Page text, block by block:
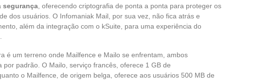
segurança , oferecendo criptografia de ponta a ponta para proteger os
dos usuários. O Infomaniak Mail, por sua vez, não fica atrás e
além da integração com o kSuite, para uma experiência do
é um terreno onde Mailfence e Mailo se enfrentam, ambos
por padrão. O Mailo, serviço francês, oferece 1 GB de
o Mailfence, de origem belga, oferece aos usuários 500 MB de